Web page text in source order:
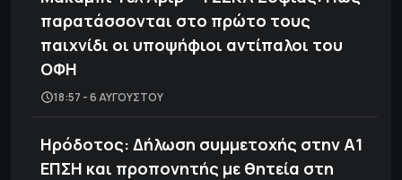
παρατάσσονται στο πρώτο τους
παιχνίδι οι υποψήφιοι αντίπαλοι του
ΟΦΗ
18:57 - 6 ΑΥΓΟΎΣΤΟΥ
Ηρόδοτος: Δήλωση συμμετοχής στην Α1
ΕΠΣΗ και προπονητής με θητεία στη